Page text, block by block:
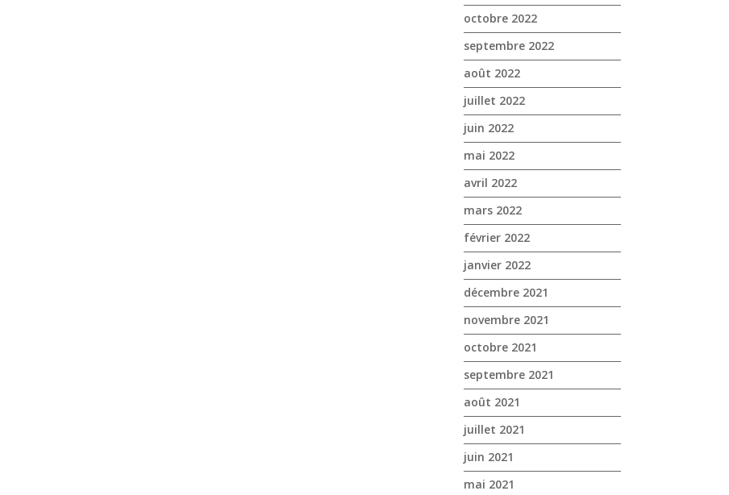
octobre 2022
septembre 2022
août 2022
juillet 2022
juin 2022
mai 2022
avril 2022
mars 2022
février 2022
janvier 2022
décembre 2021
novembre 2021
octobre 2021
septembre 2021
août 2021
juillet 2021
juin 2021
mai 2021